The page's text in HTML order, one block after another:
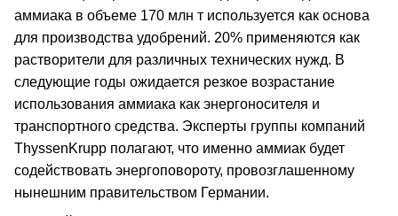
аммиака в объеме 170 млн т используется как основа
для производства удобрений. 20% применяются как
растворители для различных технических нужд. В
следующие годы ожидается резкое возрастание
использования аммиака как энергоносителя и
транспортного средства. Эксперты группы компаний
ThyssenKrupp полагают, что именно аммиак будет
содействовать энергоповороту, провозглашенному
нынешним правительством Германии.